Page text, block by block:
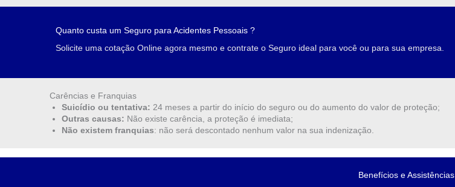
Quanto custa um Seguro para Acidentes Pessoais ?
Solicite uma cotação Online agora mesmo e contrate o Seguro ideal para você ou para sua empresa.
Carências e Franquias
Suicídio ou tentativa: 24 meses a partir do início do seguro ou do aumento do valor de proteção;
Outras causas: Não existe carência, a proteção é imediata;
Não existem franquias: não será descontado nenhum valor na sua indenização.
Benefícios e Assistências